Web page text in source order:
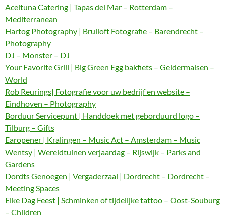
Aceituna Catering | Tapas del Mar – Rotterdam –
Mediterranean
Hartog Photography | Bruiloft Fotografie – Barendrecht –
Photography
DJ – Monster – DJ
Your Favorite Grill | Big Green Egg bakfiets – Geldermalsen –
World
Rob Reurings| Fotografie voor uw bedrijf en website –
Eindhoven – Photography
Borduur Servicepunt | Handdoek met geborduurd logo –
Tilburg – Gifts
Earopener | Kralingen – Music Act – Amsterdam – Music
Wentsy | Wereldtuinen verjaardag – Rijswijk – Parks and
Gardens
Dordts Genoegen | Vergaderzaal | Dordrecht – Dordrecht –
Meeting Spaces
Elke Dag Feest | Schminken of tijdelijke tattoo – Oost-Souburg
– Children